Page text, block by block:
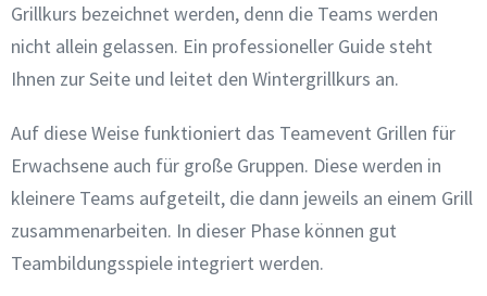
Grillkurs bezeichnet werden, denn die Teams werden
nicht allein gelassen. Ein professioneller Guide steht
Ihnen zur Seite und leitet den Wintergrillkurs an.
Auf diese Weise funktioniert das Teamevent Grillen für
Erwachsene auch für große Gruppen. Diese werden in
kleinere Teams aufgeteilt, die dann jeweils an einem Grill
zusammenarbeiten. In dieser Phase können gut
Teambildungsspiele integriert werden.